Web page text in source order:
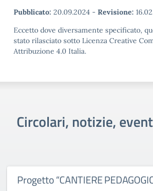
Pubblicato: 20.09.2024 - Revisione:
Eccetto dove diversamente specificato,
stato rilasciato sotto Licenza Creative
Attribuzione 4.0 Italia.
Circolari, notizie,
Progetto “CANTIERE